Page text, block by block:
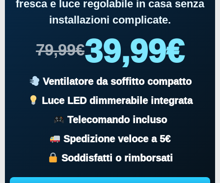
fresca e luce regolabile in casa senza
installazioni complicate.
79,99€39,99€
Ventilatore da soffitto compatto
Luce LED dimmerabile integrata
Telecomando incluso
Spedizione veloce a 5€
Soddisfatti o rimborsati